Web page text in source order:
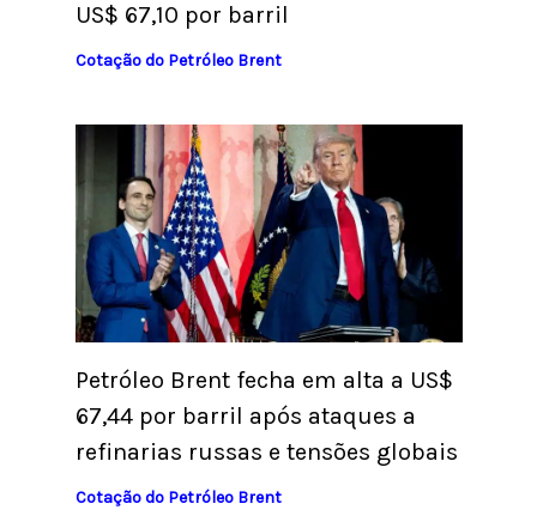
US$ 67,10 por barril
Cotação do Petróleo Brent
Petróleo Brent fecha em alta a US$
67,44 por barril após ataques a
refinarias russas e tensões globais
Cotação do Petróleo Brent